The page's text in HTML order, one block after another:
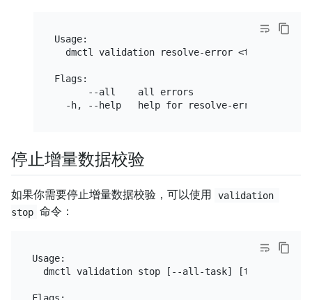
Usage:
dmctl validation resolve-error <task-name>
Flags:
      --all    all errors
停止增量数据校验
如果你需要停止增量数据校验，可以使用
validation
stop 命令：
Usage:
dmctl validation stop [--all-task] [task-name]